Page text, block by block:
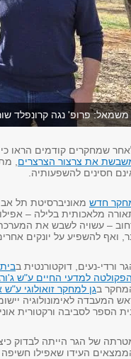
משמאל: פרופ' נגה קרונפלד שור,
שמחקרים קודמים הראו כי
את צרצור הצרצרים ,
חסינים להשפעותיה.
חדש מאוניברסיטת תל
מלאכותית בלילה –
– עשויה לשבש את
ואף להשפיע על יונקים
ורדי-נעים, דוקטורנטית ב
הפקולטה למדעי החיים ע"ש
בגן למחקר זואולוגי
המעבדה לאימונולוגיה
הספר לסביבה ורקטורית
של הגר הייתה לבדוק
העידו שאפילו חשיפה